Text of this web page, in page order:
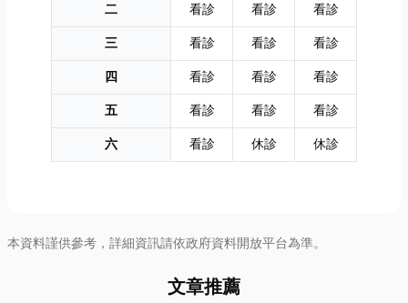
二
看診 看診
看診
三
看診 看診
看診
四
看診 看診
看診
五
看診 看診
看診
六
看診 休診 休診
本資料謹供參考，詳細資訊請依政府資料開放平台為準。
文章推薦